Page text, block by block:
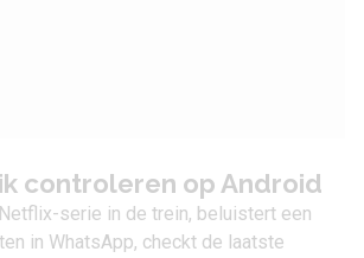
controleren op Android
Netflix-serie in de trein, beluistert een
in WhatsApp, checkt de laatste